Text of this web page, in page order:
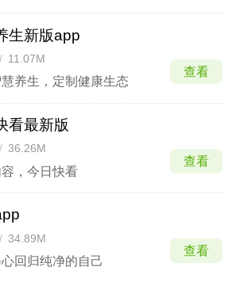
生新版app
/ 11.07M
养生，定制健康生态
查看
看最新版
/ 36.26M
，今日快看
查看
/ 34.89M
回归纯净的自己
查看